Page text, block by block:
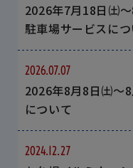
2026年7月18日㈯
駐車場サービスに
2026.07.07
2026年8月8日㈯
について
2024.12.27